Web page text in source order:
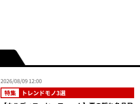
2026/08/09 12:00
特集 トレンドモノ3選